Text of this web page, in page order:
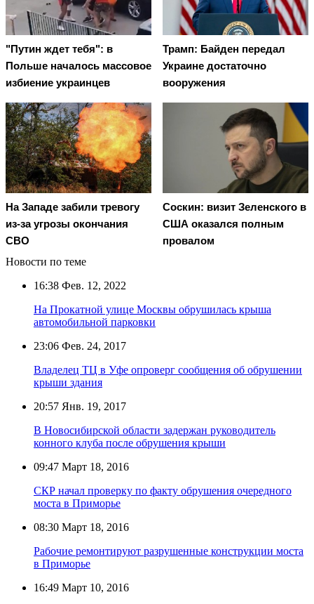
"Путин ждет тебя": в
Польше началось массовое
избиение украинцев
Трамп: Байден передал
Украине достаточно
вооружения
На Западе забили тревогу
из-за угрозы окончания
СВО
Соскин: визит Зеленского в
США оказался полным
провалом
Новости по теме
16:38 Фев. 12, 2022
На Прокатной улице Москвы обрушилась крыша
автомобильной парковки
23:06 Фев. 24, 2017
Владелец ТЦ в Уфе опроверг сообщения об обрушении
крыши здания
20:57 Янв. 19, 2017
В Новосибирской области задержан руководитель
конного клуба после обрушения крыши
09:47 Март 18, 2016
СКР начал проверку по факту обрушения очередного
моста в Приморье
08:30 Март 18, 2016
Рабочие ремонтируют разрушенные конструкции моста
в Приморье
16:49 Март 10, 2016